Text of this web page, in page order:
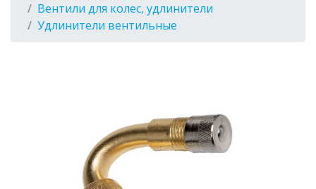
Вентили для колес, удлинители
Удлинители вентильные